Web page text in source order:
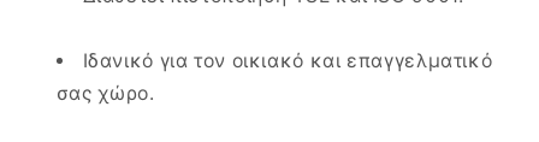
Ιδανικό για τον οικιακό και επαγγελματικό
σας χώρο.